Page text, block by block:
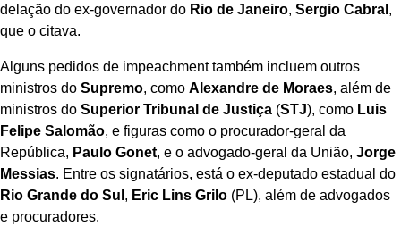
delação do ex-governador do Rio de Janeiro, Sergio Cabral ,
que o citava.
Alguns pedidos de impeachment também incluem outros
ministros do Supremo, como Alexandre de Moraes, além de
ministros do Superior Tribunal de Justiça (STJ), como Luis
Felipe Salomão, e figuras como o procurador-geral da
República, Paulo Gonet, e o advogado-geral da União, Jorge
Messias. Entre os signatários, está o ex-deputado estadual do
Rio Grande do Sul , Eric Lins Grilo (PL), além de advogados
e procuradores.